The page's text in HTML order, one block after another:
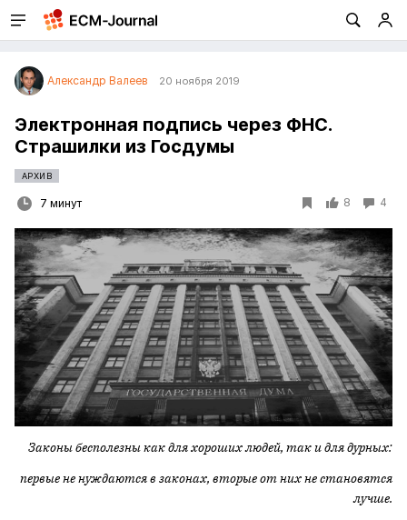
Александр Валеев 20 ноября 2019
Электронная подпись через ФНС.
Страшилки из Госдумы
АРХИВ
7 минут 8 4
Законы бесполезны как для хороших людей, так и для дурных:
первые не нуждаются в законах, вторые от них не становятся
лучше.